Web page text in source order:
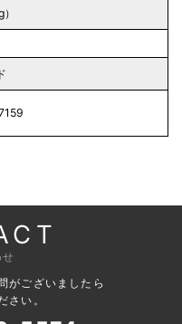
がございましたら
さい。